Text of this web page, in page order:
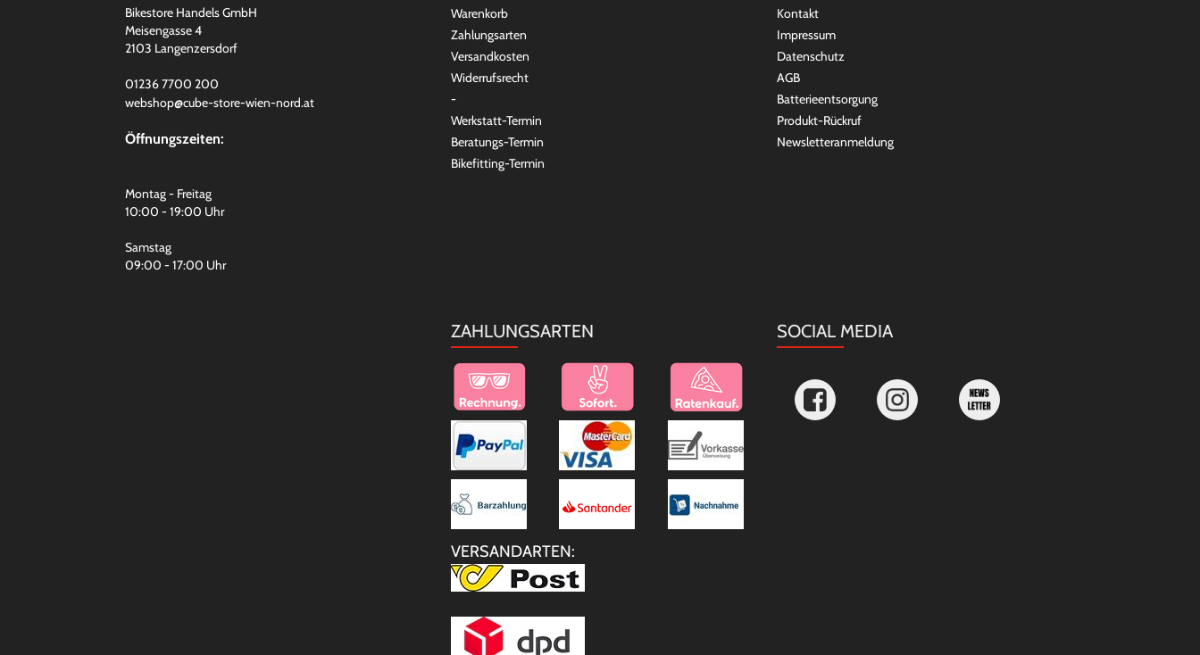
Bikestore Handels GmbH
Meisengasse 4
2103 Langenzersdorf
01236 7700 200
webshop@cube-store-wien-nord.at
Öffnungszeiten:
Montag - Freitag
10:00 - 19:00 Uhr
Samstag
09:00 - 17:00 Uhr
Warenkorb
Zahlungsarten
Versandkosten
Widerrufsrecht
-
Werkstatt-Termin
Beratungs-Termin
Bikefitting-Termin
Kontakt
Impressum
Datenschutz
AGB
Batterieentsorgung
Produkt-Rückruf
Newsletteranmeldung
ZAHLUNGSARTEN
VERSANDARTEN:
SOCIAL MEDIA